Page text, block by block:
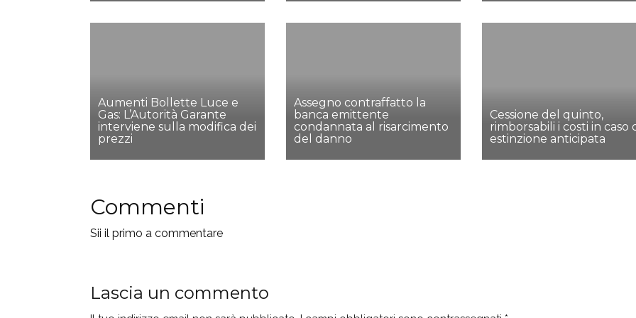
Aumenti Bollette Luce e
Gas: L’Autorità Garante
interviene sulla modifica dei
prezzi
Assegno contraffatto la
banca emittente
condannata al risarcimento
del danno
Cessione del quinto,
rimborsabili i costi in caso
estinzione anticipata
Commenti
Sii il primo a commentare
Lascia un commento